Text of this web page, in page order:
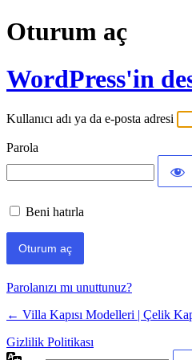
Oturum aç
WordPress'in
Kullanıcı adı ya da e-posta adresi
Parola
Beni hatırla
Parolanızı mı unuttunuz?
← Villa Kapısı Modelleri | Çelik
Gizlilik Politikası